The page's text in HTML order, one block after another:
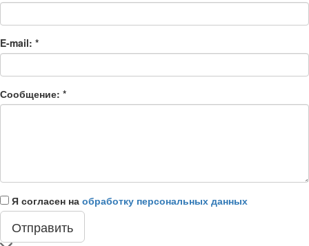
E-mail: *
Сообщение: *
Я согласен на обработку персональных данных